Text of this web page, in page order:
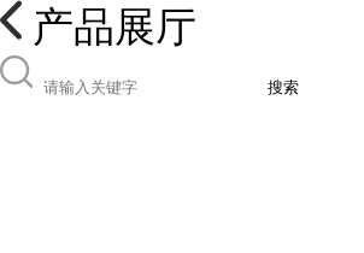
产品展厅
搜索